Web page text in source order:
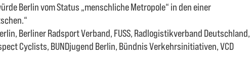
Berlin vom Status „menschliche Metropole“ in den einer
Berliner Radsport Verband, FUSS, Radlogistikverband Deutschland,
Cyclists, BUNDjugend Berlin, Bündnis Verkehrsinitiativen, VCD